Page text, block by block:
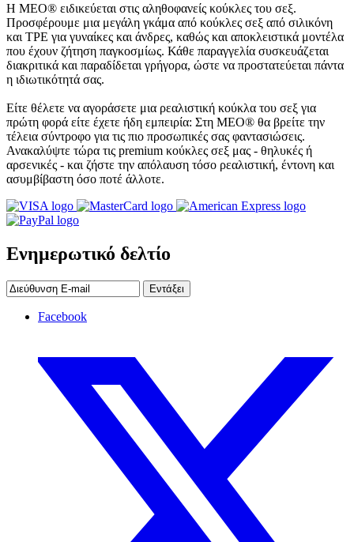
Η MEO® ειδικεύεται στις αληθοφανείς κούκλες του σεξ.
Προσφέρουμε μια μεγάλη γκάμα από κούκλες σεξ από σιλικόνη
και TPE για γυναίκες και άνδρες, καθώς και αποκλειστικά μοντέλα
που έχουν ζήτηση παγκοσμίως. Κάθε παραγγελία συσκευάζεται
διακριτικά και παραδίδεται γρήγορα, ώστε να προστατεύεται πάντα
η ιδιωτικότητά σας.
Είτε θέλετε να αγοράσετε μια ρεαλιστική κούκλα του σεξ για
πρώτη φορά είτε έχετε ήδη εμπειρία: Στη MEO® θα βρείτε την
τέλεια σύντροφο για τις πιο προσωπικές σας φαντασιώσεις.
Ανακαλύψτε τώρα τις premium κούκλες σεξ μας - θηλυκές ή
αρσενικές - και ζήστε την απόλαυση τόσο ρεαλιστική, έντονη και
ασυμβίβαστη όσο ποτέ άλλοτε.
Ενημερωτικό δελτίο
Εντάξει
Facebook